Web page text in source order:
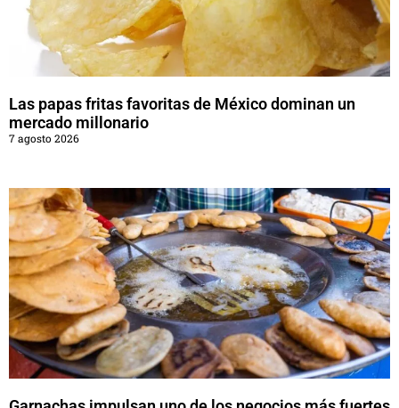
Las papas fritas favoritas de México dominan un
mercado millonario
7 agosto 2026